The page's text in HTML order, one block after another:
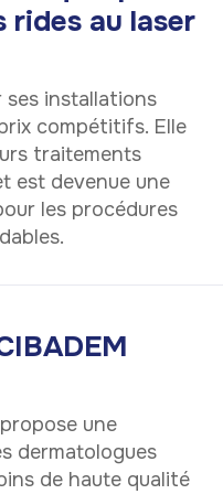
rides au laser
ses installations
compétitifs. Elle
traitements
est devenue une
les procédures
propose une
dermatologues
de haute qualité